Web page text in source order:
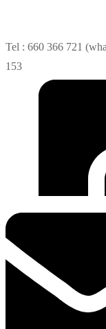
Tel : 660 366 721
153